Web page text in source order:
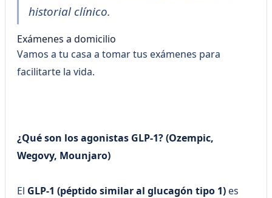
historial clínico.
Exámenes a domicilio
Vamos a tu casa a tomar tus exámenes para
facilitarte la vida.
¿Qué son los agonistas GLP-1? (Ozempic,
Wegovy, Mounjaro)
El GLP-1 (péptido similar al glucagón tipo 1) es